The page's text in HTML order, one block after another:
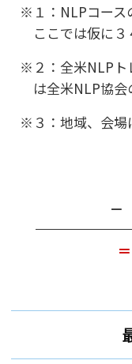
１：NLPコース
ここでは仮に３
２：全米NLP
は全米NLP協会
３：地域、会場
－